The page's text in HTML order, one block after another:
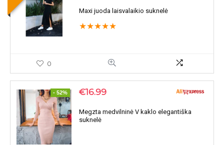
Maxi juoda laisvalaikio suknelė
★★★★★
0
- 52% €16.99
Megzta medvilninė V kaklo elegantiška
suknelė